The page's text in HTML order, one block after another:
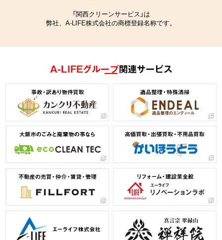
「関西クリーンサービス」は
弊社、A-LIFE株式会社の商標登録名称です。
A-LIFEグループ関連サービス